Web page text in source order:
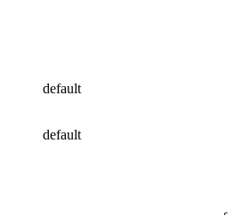
default
default